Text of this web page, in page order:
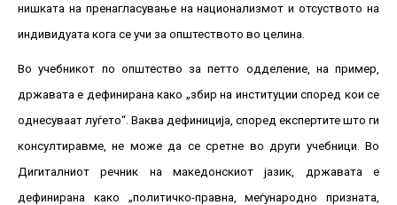
нишката на пренагласување на национализмот и отсуството на
индивидуата кога се учи за општеството во целина.
Во учебникот по општество за петто одделение, на пример,
државата е дефинирана како „збир на институции според кои се
однесуваат луѓето“. Ваква дефиниција, според експертите што ги
консултиравме, не може да се сретне во други учебници. Во
Дигиталниот речник на македонскиот јазик, државата е
дефинирана како „политичко-правна, меѓународно призната,